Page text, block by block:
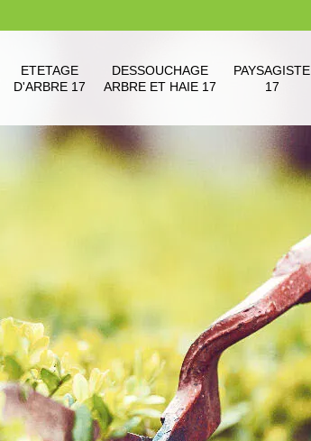
ETETAGE
D'ARBRE 17
DESSOUCHAGE
ARBRE ET HAIE 17
PAYSAGISTE
17